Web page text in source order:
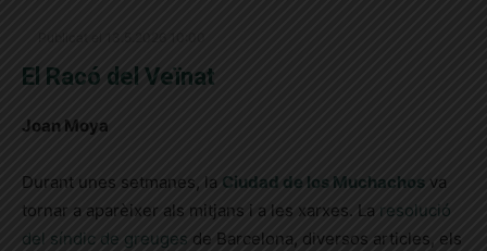
El Racó del Veïnat
Joan Moya
Durant unes setmanes, la Ciudad de los Muchachos va
tornar a aparèixer als mitjans i a les xarxes. La resolució
del síndic de greuges de Barcelona, diversos articles, els